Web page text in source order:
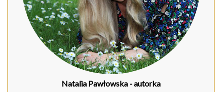
Natalia Pawłowska - autorka